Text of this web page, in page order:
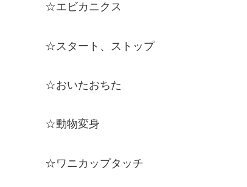
☆エビカニクス
☆スタート、ストップ
☆おいたおちた
☆動物変身
☆ワニカップタッチ